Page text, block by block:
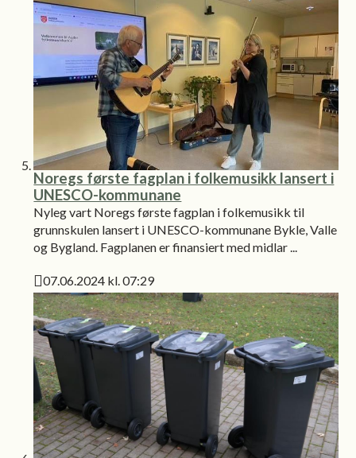
Noregs første fagplan i folkemusikk lansert i
UNESCO-kommunane
Nyleg vart Noregs første fagplan i folkemusikk til
grunnskulen lansert i UNESCO-kommunane Bykle, Valle
og Bygland. Fagplanen er finansiert med midlar ...
Publisert
07.06.2024 kl. 07:29